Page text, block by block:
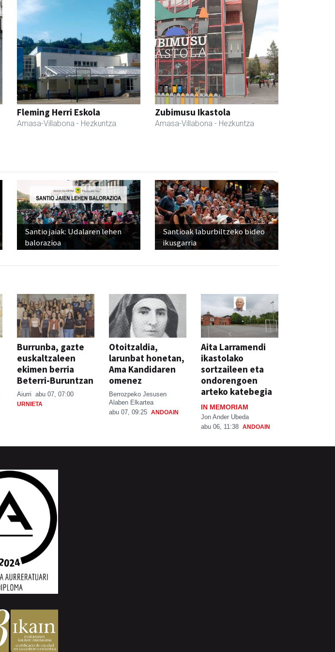
Fleming Herri Eskola
Amasa-Villabona - Hezkuntza
Zubimusu Ikastola
Amasa-Villabona - Hezkuntza
Santio jaiak: Udalaren lehen
balorazioa
Santioak laburbiltzeko bideo
ikusgarria
Burrunba, gazte
euskaltzaleen
ekimen berria
Beterri-Buruntzan
Aiurri abu 07, 07:00
URNIETA
Otoitzaldia,
larunbat honetan,
Ama Kandidaren
omenez
Berrozpeko Jesusen
Alaben Elkartea
abu 07, 09:25 ANDOAIN
Aita Larramendi
ikastolako
sortzaileen eta
ondorengoen
arteko katebegia
IN MEMORIAM
Jon Ander Ubeda
abu 06, 11:38 ANDOAIN